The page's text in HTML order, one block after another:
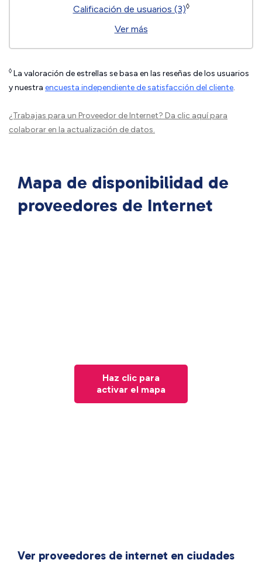
Calificación de usuarios (3)◊
Ver más
◊ La valoración de estrellas se basa en las reseñas de los usuarios
y nuestra encuesta independiente de satisfacción del cliente.
¿Trabajas para un Proveedor de Internet? Da clic aquípara
colaborar en la actualización de datos.
Mapa de disponibilidad de
proveedores de Internet
Haz clic para
activar el mapa
Ver proveedores de internet en ciudades